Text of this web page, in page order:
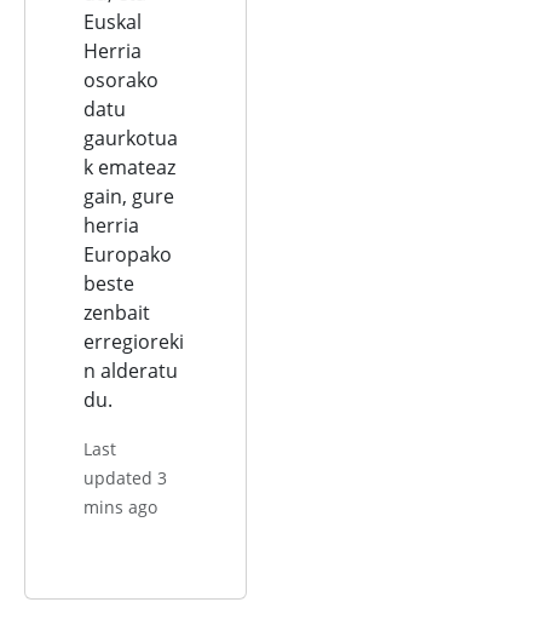
Euskal
Herria
osorako
datu
gaurkotua
k emateaz
gain, gure
herria
Europako
beste
zenbait
erregioreki
n alderatu
du.
Last
updated 3
mins ago